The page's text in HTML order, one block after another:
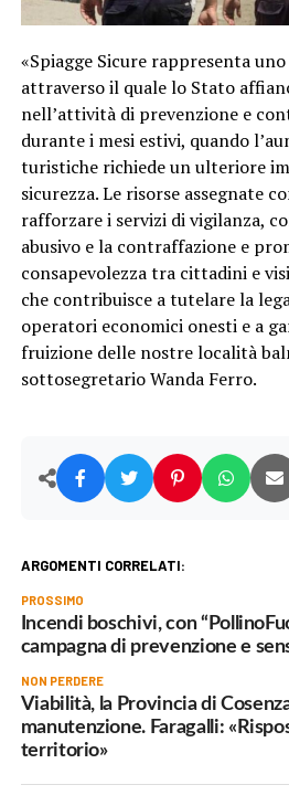
«Spiagge Sicure rappresenta
attraverso il quale lo Stato
nell’attività di prevenzione e
durante i mesi estivi, quando
turistiche richiede un ulteriore
sicurezza. Le risorse assegnate
rafforzare i servizi di vigilanza,
abusivo e la contraffazione e
consapevolezza tra cittadini e
che contribuisce a tutelare la
operatori economici onesti e a
fruizione delle nostre località
sottosegretario Wanda Ferro.
ARGOMENTI CORRELATI:
PROSSIMO
Incendi boschivi, con
campagna di prevenzione e
NON PERDERE
Viabilità, la Provincia di
manutenzione. Faragalli:
territorio»